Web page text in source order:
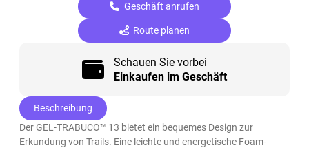
Geschäft anrufen
Route planen
Schauen Sie vorbei
Einkaufen im Geschäft
Beschreibung
Der GEL-TRABUCO™ 13 bietet ein bequemes Design zur
Erkundung von Trails. Eine leichte und energetische Foam-